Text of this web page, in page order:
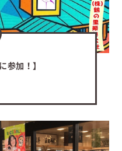
参加！】